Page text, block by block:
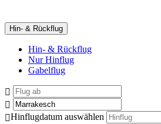
Hin- & Rückflug
Hin- & Rückflug
Nur Hinflug
Gabelflug
Hinflugdatum auswählen